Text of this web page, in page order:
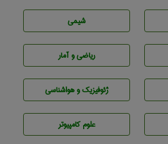
شيمی
ریاضی و آمار
ژئوفيزيك و هواشناسی
علوم کامپیوتر